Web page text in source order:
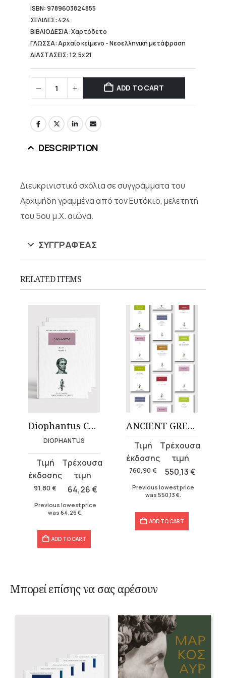
ISBN: 9789603824855
ΣΕΛΙΔΕΣ: 424
ΒΙΒΛΙΟΔΕΣΙΑ: Χαρτόδετο
ΓΛΩΣΣΑ: Αρχαίο κείμενο - Νεοελληνική μετάφραση
ΔΙΑΣΤΑΣΕΙΣ: 12,5x21
ADD TO CART
DESCRIPTION
Διευκρινιστικά σχόλια σε συγγράμματα του
Αρχιμήδη γραμμένα από τον Ευτόκιο, μελετητή
του 5ου μ.Χ. αιώνα.
ΣΥΓΓΡΑΦΈΑΣ
RELATED ITEMS
Diophantus Complete Works (5 volumes)
DIOPHANTUS
91,80 €
Original
price
was:
64,26€
Current
price
is:
Previous lowest price
was 64,26 €
ADD TO CART
ANCIENT GREEK MATHEMATICS COLLECTION
760,90 €
Original
price
was:
760,90 €.
550,13€
Current
price
is:
550,13 €.
Previous lowest price
was 550,13 €.
ADD TO CART
Μπορεί επίσης να σας αρέσουν